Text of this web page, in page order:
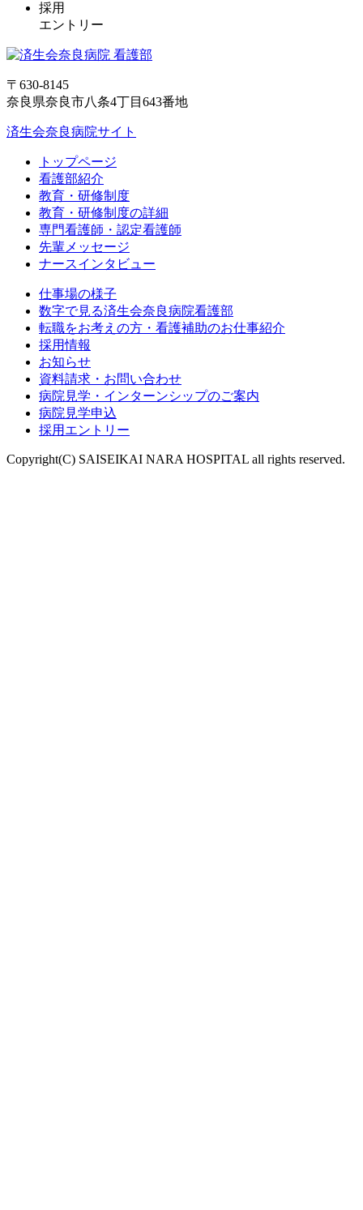
採用
エントリー
〒630-8145
奈良県奈良市八条4丁目643番地
済生会奈良病院サイト
トップページ
看護部紹介
教育・研修制度
教育・研修制度の詳細
専門看護師・認定看護師
先輩メッセージ
ナースインタビュー
仕事場の様子
数字で見る済生会奈良病院看護部
転職をお考えの方・看護補助のお仕事紹介
採用情報
お知らせ
資料請求・お問い合わせ
病院見学・インターンシップのご案内
病院見学申込
採用エントリー
Copyright(C) SAISEIKAI NARA HOSPITAL all rights reserved.